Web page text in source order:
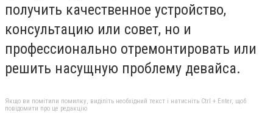
получить качественное устройство,
консультацию или совет, но и
профессионально отремонтировать или
решить насущную проблему девайса.
Якщо ви помітили помилку, виділіть необхідний текст і натисніть Ctrl + Enter, щоб
повідомити про це редакцію